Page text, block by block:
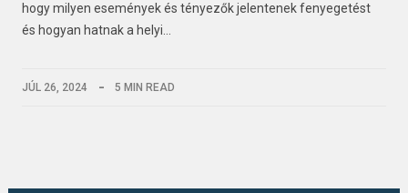
hogy milyen események és tényezők jelentenek fenyegetést
és hogyan hatnak a helyi…
JÚL 26, 2024 5 MIN READ